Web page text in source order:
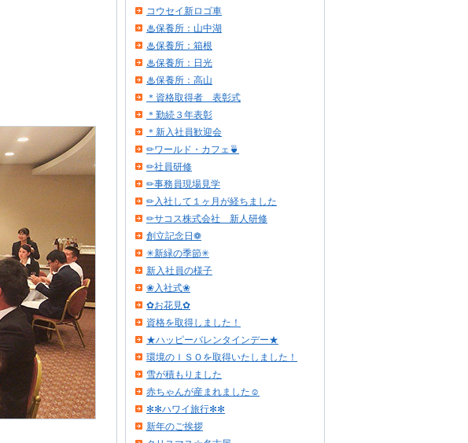
コウセイ新ロゴ車
♨保養所：山中湖
♨保養所：箱根
♨保養所：日光
♨保養所：高山
＊資格取得者 表彰式
＊勤続３年表彰
＊新入社員歓迎会
✏ワールド・カフェ🍵
✏社員研修
✏事務員現場見学
✏入社して１ヶ月が経ちました
✏サコス株式会社 新人研修
創立記念日❁
✳新緑の季節✳
新入社員の様子
❀入社式❀
✿お花見✿
資格を取得しました！
★ハッピーバレンタインデー★
環境のＩＳＯを取得いたしました！
雪が積もりました
赤ちゃんが産まれました☺
✻✻ハワイ旅行✻✻
新年のご挨拶